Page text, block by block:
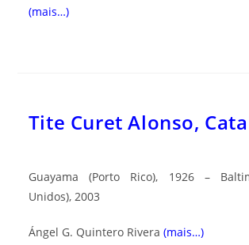
(mais…)
Tite Curet Alonso,
Guayama (Porto Rico), 1926 –
Unidos), 2003
Ángel G. Quintero Rivera (mais…)